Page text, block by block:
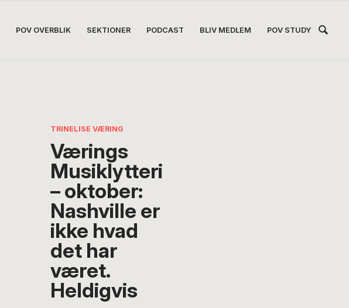
POV OVERBLIK SEKTIONER PODCAST BLIV MEDLEM POV STUDY
TRINELISE VÆRING
Værings
Musiklytteri
– oktober:
Nashville er
ikke hvad
det har
været.
Heldigvis